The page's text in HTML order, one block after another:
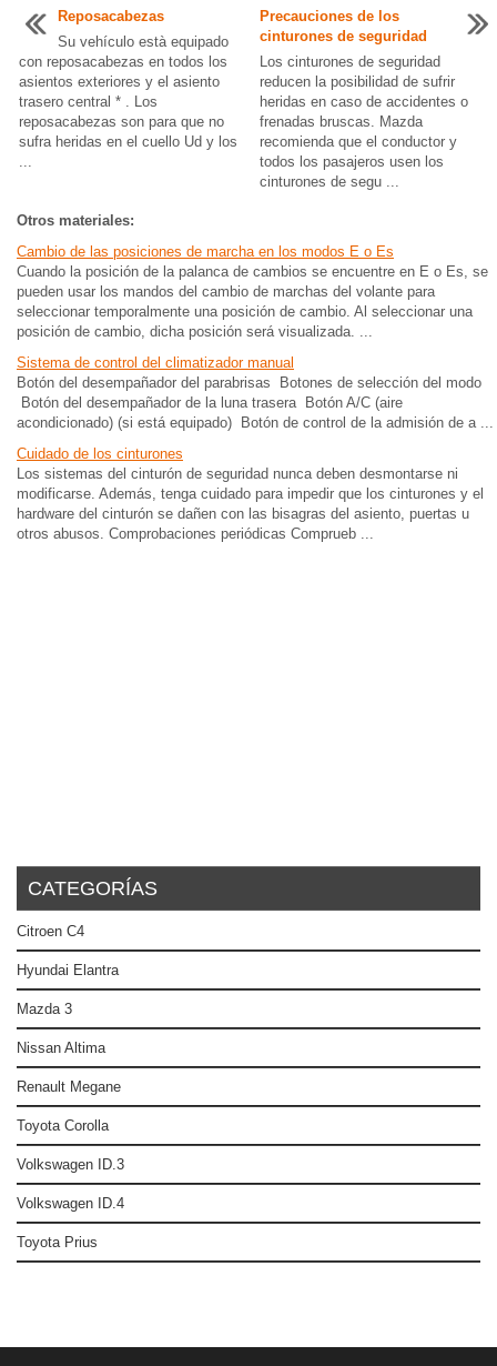
Reposacabezas
Su vehículo està equipado
con reposacabezas en todos los
asientos exteriores y el asiento
trasero central * . Los
reposacabezas son para que no
sufra heridas en el cuello Ud y los
...
Precauciones de los
cinturones de seguridad
Los cinturones de seguridad
reducen la posibilidad de sufrir
heridas en caso de accidentes o
frenadas bruscas. Mazda
recomienda que el conductor y
todos los pasajeros usen los
cinturones de segu ...
Otros materiales:
Cambio de las posiciones de marcha en los modos E o Es
Cuando la posición de la palanca de cambios se encuentre en E o Es, se
pueden usar los mandos del cambio de marchas del volante para
seleccionar temporalmente una posición de cambio. Al seleccionar una
posición de cambio, dicha posición será visualizada. ...
Sistema de control del climatizador manual
Botón del desempañador del parabrisas Botones de selección del modo
Botón del desempañador de la luna trasera Botón A/C (aire
acondicionado) (si está equipado) Botón de control de la admisión de a ...
Cuidado de los cinturones
Los sistemas del cinturón de seguridad nunca deben desmontarse ni
modificarse. Además, tenga cuidado para impedir que los cinturones y el
hardware del cinturón se dañen con las bisagras del asiento, puertas u
otros abusos. Comprobaciones periódicas Comprueb ...
CATEGORÍAS
Citroen C4
Hyundai Elantra
Mazda 3
Nissan Altima
Renault Megane
Toyota Corolla
Volkswagen ID.3
Volkswagen ID.4
Toyota Prius